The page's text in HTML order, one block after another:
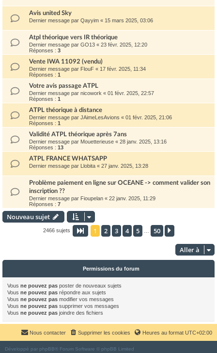
Avis united Sky
Dernier message par Qayyim « 15 mars 2025, 03:06
Atpl théorique vers IR théorique
Dernier message par GO13 « 23 févr. 2025, 12:20
Réponses : 3
Vente IWA 11092 (vendu)
Dernier message par FlouF « 17 févr. 2025, 11:34
Réponses : 1
Votre avis passage ATPL
Dernier message par nicowork « 01 févr. 2025, 22:57
Réponses : 1
ATPL théorique à distance
Dernier message par JAimeLesAvions « 01 févr. 2025, 21:06
Réponses : 1
Validité ATPL théorique après 7ans
Dernier message par Mouetterieuse « 28 janv. 2025, 13:16
Réponses : 13
ATPL FRANCE WHATSAPP
Dernier message par Llobita « 27 janv. 2025, 13:28
Problème paiement en ligne sur OCEANE -> comment valider son
inscription ??
Dernier message par Fioupelan « 22 janv. 2025, 11:29
Réponses : 7
Nouveau sujet
2466 sujets Page 1sur50
1 2 3 4 5 50
Aller à
Permissions du forum
Vous ne pouvez pas poster de nouveaux sujets
Vous ne pouvez pas répondre aux sujets
Vous ne pouvez pas modifier vos messages
Vous ne pouvez pas supprimer vos messages
Vous ne pouvez pas joindre des fichiers
Heures au format UTC+02:00
Supprimer les cookies
Nous contacter
Développé par phpBB® Forum Software © phpBB Limited